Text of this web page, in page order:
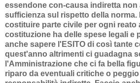
essendone con-causa indiretta non
sufficienza sul rispetto della
costituire parte civile per ogni reato
costituzione ha delle spese legali e
anche sapere l'ESITO di così tante
quest'anno altrimenti ci guadagna
l'Amministrazione che ci fa bella
riparo da eventuali critiche o